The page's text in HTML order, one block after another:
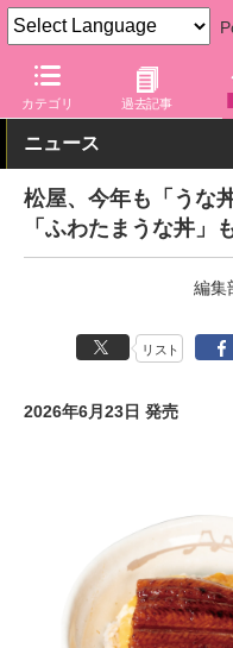
カテゴリ 過去記事
グルメ Watch 店舗 丼も
ニュース
松屋、今年も「うな
「ふわたまうな丼」
編集
リスト
2026年6月23日 発売